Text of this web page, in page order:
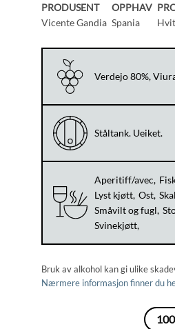
PRODUSENT
Vicente Gandia
OPPHAV
Spania
Verdejo 80%,
Ståltank. Ueiket.
Aperitiff/avec
Lyst kjøtt Ost
Småvilt og fugl
Svinekjøtt
Bruk av alkohol kan gi ulike
Nærmere informasjon finner du